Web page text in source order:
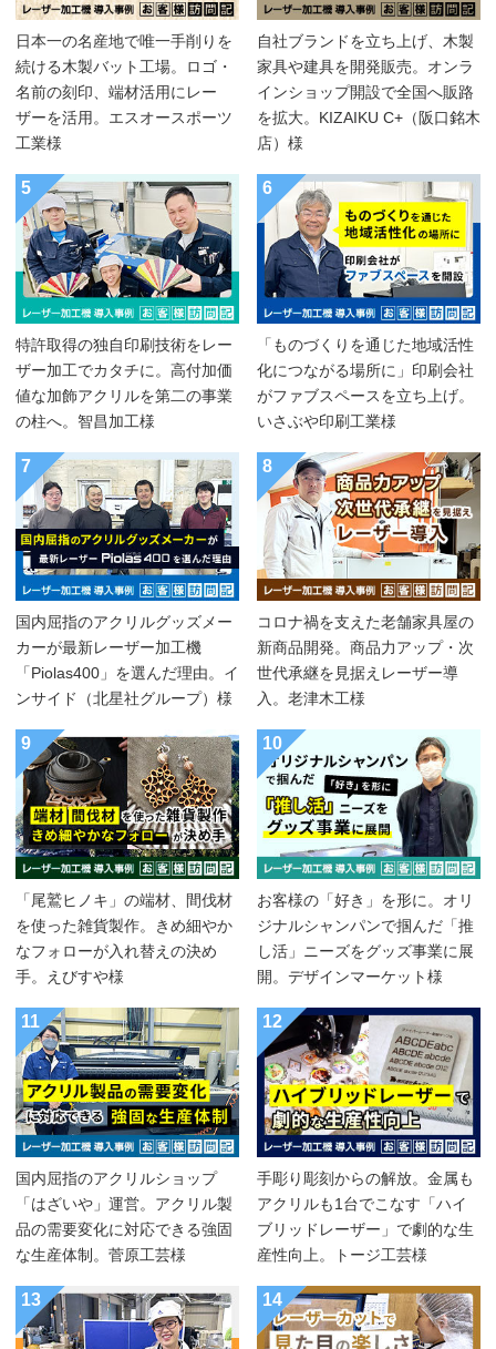
日本一の名産地で唯一手削りを
続ける木製バット工場。ロゴ・
名前の刻印、端材活用にレー
ザーを活用。エスオースポーツ
工業様
自社ブランドを立ち上げ、木製
家具や建具を開発販売。オンラ
インショップ開設で全国へ販路
を拡大。KIZAIKU C+（阪口銘木
店）様
5
特許取得の独自印刷技術をレー
ザー加工でカタチに。高付加価
値な加飾アクリルを第二の事業
の柱へ。智昌加工様
6
「ものづくりを通じた地域活性
化につながる場所に」印刷会社
がファブスペースを立ち上げ。
いさぶや印刷工業様
7
国内屈指のアクリルグッズメー
カーが最新レーザー加工機
「Piolas400」を選んだ理由。イ
ンサイド（北星社グループ）様
8
コロナ禍を支えた老舗家具屋の
新商品開発。商品力アップ・次
世代承継を見据えレーザー導
入。老津木工様
9
「尾鷲ヒノキ」の端材、間伐材
を使った雑貨製作。きめ細やか
なフォローが入れ替えの決め
手。えびすや様
10
お客様の「好き」を形に。オリ
ジナルシャンパンで掴んだ「推
し活」ニーズをグッズ事業に展
開。デザインマーケット様
11
国内屈指のアクリルショップ
「はざいや」運営。アクリル製
品の需要変化に対応できる強固
な生産体制。菅原工芸様
12
手彫り彫刻からの解放。金属も
アクリルも1台でこなす「ハイ
ブリッドレーザー」で劇的な生
産性向上。トージ工芸様
13 14